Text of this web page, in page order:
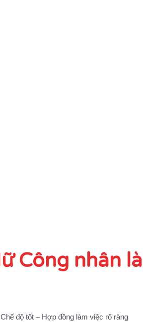
Công nhân
độ tốt – Hợp đồng làm việc rõ ràng